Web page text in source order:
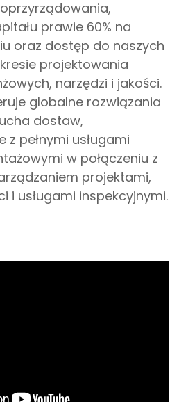
prawie 60% na
oraz dostęp do naszych
projektowania
narzędzi i jakości.
globalne rozwiązania
dostaw,
pełnymi usługami
w połączeniu z
projektami,
i usługami inspekcyjnymi.